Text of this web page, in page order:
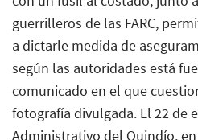
guerrilleros de las FARC,
a dictarle medida de
según las autoridades está
comunicado en el que
fotografía divulgada. El 22 de
Administrativo del Quindío,